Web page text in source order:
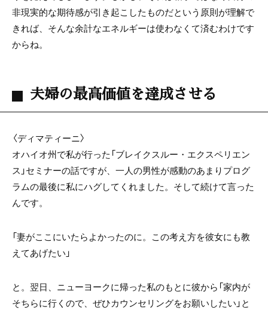
非現実的な期待感が引き起こしたものだという原則が理解で
きれば、そんな余計なエネルギーは使わなくて済むわけです
からね。
夫婦の最高価値を達成させる
〈ディマティーニ〉
オハイオ州で私が行った「ブレイクスルー・エクスペリエン
ス」セミナーの話ですが、一人の男性が感動のあまりプログ
ラムの最後に私にハグしてくれました。そして続けて言った
んです。
「妻がここにいたらよかったのに。この考え方を彼女にも教
えてあげたい」
と。 翌日、ニューヨークに帰った私のもとに彼から「家内が
そちらに行くので、ぜひカウンセリングをお願いしたい」と